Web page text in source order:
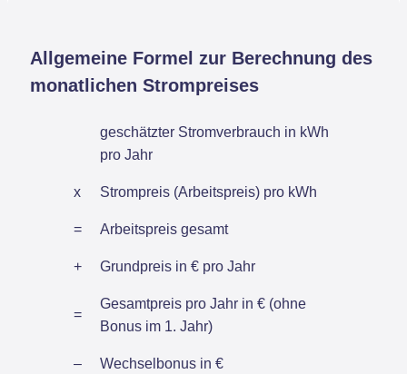
Allgemeine Formel zur Berechnung des
monatlichen Strompreises
geschätzter Stromverbrauch in kWh
pro Jahr
x Strompreis (Arbeitspreis) pro kWh
= Arbeitspreis gesamt
+ Grundpreis in € pro Jahr
=
Gesamtpreis pro Jahr in € (ohne
Bonus im 1. Jahr)
– Wechselbonus in €